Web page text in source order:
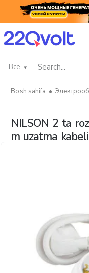
Все
Search...
NILSON 2 ta
m uzatma kabeli